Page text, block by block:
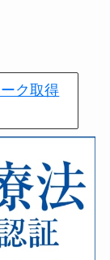
ク取得